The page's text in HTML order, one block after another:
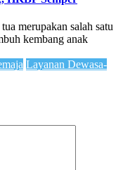
merupakan salah satu
kembang anak
Layanan Dewasa-